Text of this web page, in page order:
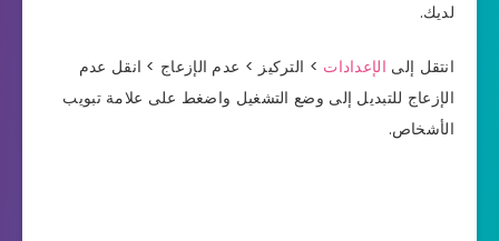
لديك.
انتقل إلى الإعدادات > التركيز > عدم الإزعاج > انقل عدم
الإزعاج للتبديل إلى وضع التشغيل واضغط على علامة تبويب
الأشخاص.